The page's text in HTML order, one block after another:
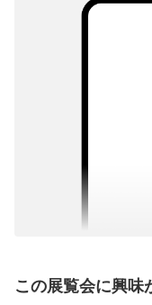
この展覧会に興味